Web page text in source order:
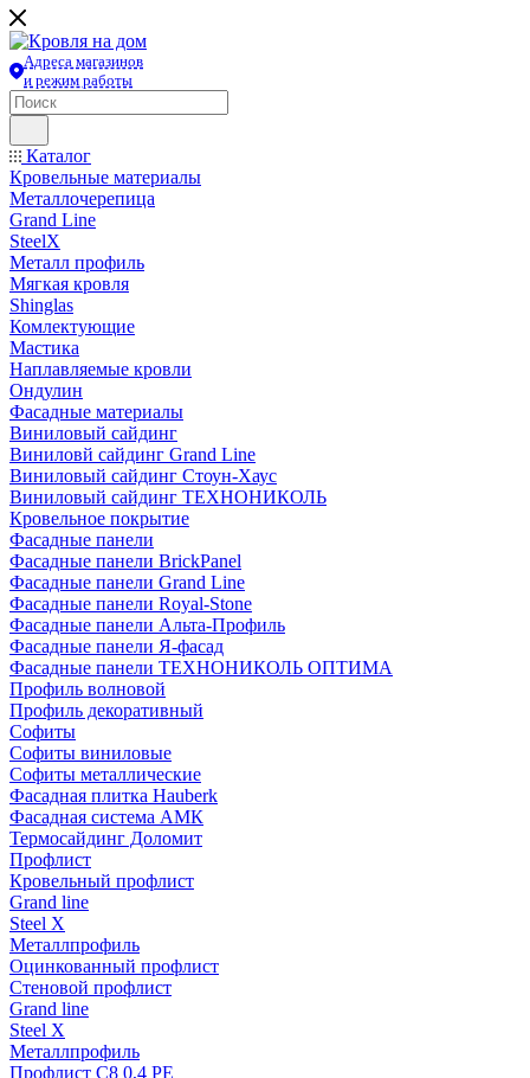
Адреса магазинов
и режим работы
Каталог
Кровельные материалы
Металлочерепица
Grand Line
SteelX
Металл профиль
Мягкая кровля
Shinglas
Комлектующие
Мастика
Наплавляемые кровли
Ондулин
Фасадные материалы
Виниловый сайдинг
Виниловй сайдинг Grand Line
Виниловый сайдинг Стоун-Хаус
Виниловый сайдинг ТЕХНОНИКОЛЬ
Кровельное покрытие
Фасадные панели
Фасадные панели BrickPanel
Фасадные панели Grand Line
Фасадные панели Royal-Stone
Фасадные панели Альта-Профиль
Фасадные панели Я-фасад
Фасадные панели ТЕХНОНИКОЛЬ ОПТИМА
Профиль волновой
Профиль декоративный
Софиты
Софиты виниловые
Софиты металлические
Фасадная плитка Hauberk
Фасадная система АМК
Термосайдинг Доломит
Профлист
Кровельный профлист
Grand line
Steel X
Металлпрофиль
Оцинкованный профлист
Стеновой профлист
Grand line
Steel X
Металлпрофиль
Профлист С8 0,4 РЕ